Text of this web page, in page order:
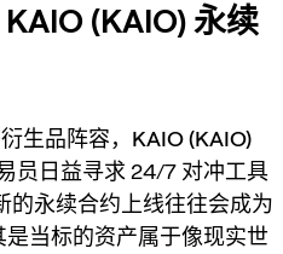
(KAIO) 永续
生品阵容， KAIO (KAIO)
员日益寻求 24/7 对冲工具
的永续合约上线往往会成为
当标的资产属于像现实世